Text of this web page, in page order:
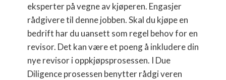
eksperter på vegne av kjøperen. Engasjer
rådgivere til denne jobben. Skal du kjøpe en
bedrift har du uansett som regel behov for en
revisor. Det kan være et poeng å inkludere din
nye revisor i oppkjøpsprosessen. I Due
Diligence prosessen benytter rådgi veren